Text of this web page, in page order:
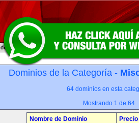
Dominios de la Categoría -
64 dominios en esta
Mostrando 1 de 64
Nombre de Dominio
Precio